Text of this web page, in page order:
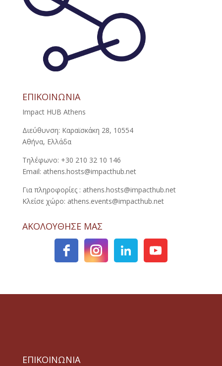
ΕΠΙΚΟΙΝΩΝΙΑ
Impact HUB Athens
Διεύθυνση: Καραϊσκάκη 28, 10554
Αθήνα, Ελλάδα
Τηλέφωνο: +30 210 32 10 146
Email: athens.hosts@impacthub.net
Για πληροφορίες : athens.hosts@impacthub.net
Κλείσε χώρο: athens.events@impacthub.net
ΑΚΟΛΟΥΘΗΣΕ ΜΑΣ
ΕΠΙΚΟΙΝΩΝΙΑ